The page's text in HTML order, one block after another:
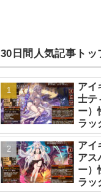
30日間人気記事トッ
アイ
士テ
ー）
ラッ
アイ
アス
ー）
ラッ